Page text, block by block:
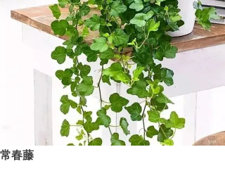
常春藤